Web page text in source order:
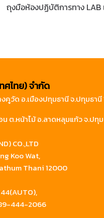
ศไทย) จำกัด
วัด อ.เมืองปทุมธานี จ.ปทุมธา
ต.หน้าไม้ อ.ลาดหลุมแก้ว จ.ปทุม
CO.,LTD
Koo Wat,
Thani 12000
444-2066